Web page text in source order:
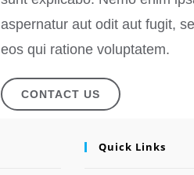
aspernatur aut odit aut fugit,
eos qui ratione voluptatem.
CONTACT US
Quick Links